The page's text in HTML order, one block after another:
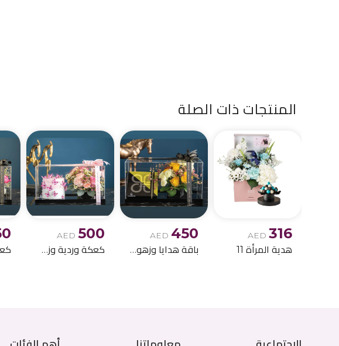
المنتجات ذات الصلة
AED 316
هدية المرأة 11
AED 450
باقة هدايا وزهور أنيقة
AED 500
كعكة وردية وزهور للأطفال الصغار